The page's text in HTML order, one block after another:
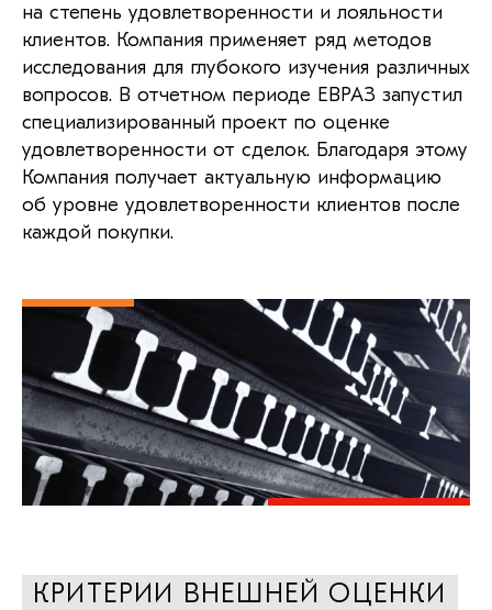
на степень удовлетворенности и лояльности
клиентов. Компания применяет ряд методов
исследования для глубокого изучения различных
вопросов. В отчетном периоде ЕВРАЗ запустил
специализированный проект по оценке
удовлетворенности от сделок. Благодаря этому
Компания получает актуальную информацию
об уровне удовлетворенности клиентов после
каждой покупки.
КРИТЕРИИ ВНЕШНЕЙ ОЦЕНКИ